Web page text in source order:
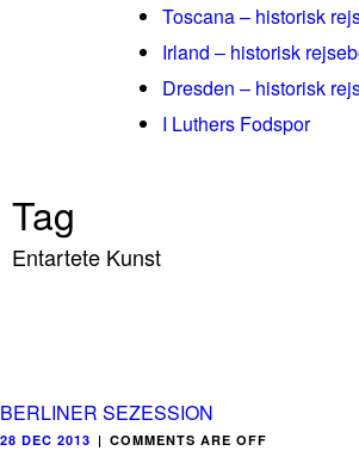
Toscana – historisk
Irland – historisk
Dresden – historisk
I Luthers Fodspor
Tag
Entartete Kunst
BERLINER SEZESSION
28 DEC 2013 | COMMENTS ARE OFF